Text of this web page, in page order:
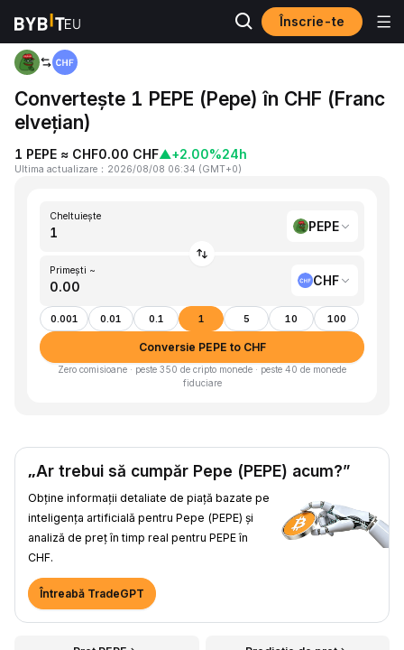
Înscrie-te
Acasă PEPE to CHF
Convertește 1 PEPE (Pepe) în CHF (Franc
elvețian)
1 PEPE ≈ CHF0.00 CHF▲+2.00%24h
Ultima actualizare ： 2026/08/08 06:34 (GMT+0)
Cheltuiește
PEPE
Primești ~
CHF
0.001 0.01 0.1 1 5 10 100
Conversie PEPE to CHF
Zero comisioane · peste 350 de cripto monede · peste 40 de monede
fiduciare
„Ar trebui să cumpăr Pepe (PEPE) acum?”
Obține informații detaliate de piață bazate pe
inteligența artificială pentru Pepe (PEPE) și
analiză de preț în timp real pentru PEPE în
CHF.
Întreabă TradeGPT